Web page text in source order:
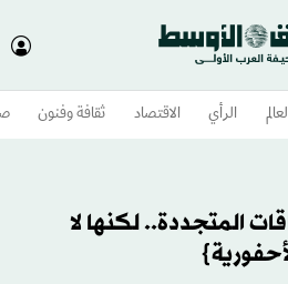
الرأي الاقتصاد ثقافة وفنون
المتجددة.. لكنها لا